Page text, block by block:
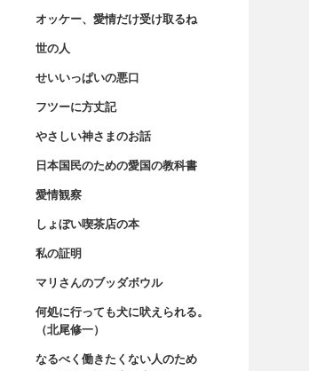
オッケー、愛情だけ受け取るね
世の人
せいいっぱいの悪口
フツーに方丈記
やさしい神さまのお話
日本国民のための愛国の教科書
愛情観察
しょぼい喫茶店の本
私の証明
マリさんのブッダボウル
何処に行っても犬に吠えられる。
（北尾修一）
なるべく働きたくない人のため